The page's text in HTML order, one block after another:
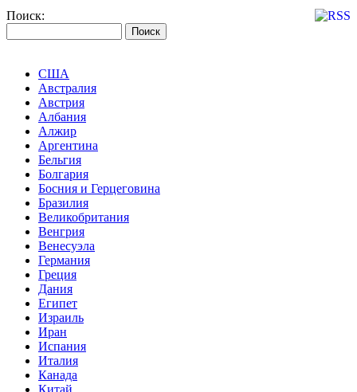
Поиск:
США
Австралия
Австрия
Албания
Алжир
Аргентина
Бельгия
Болгария
Босния и Герцеговина
Бразилия
Великобритания
Венгрия
Венесуэла
Германия
Греция
Дания
Египет
Израиль
Иран
Испания
Италия
Канада